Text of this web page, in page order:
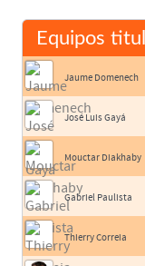
Equipos
Jaume Domenech
José Luis Gayá
Mouctar Diakhaby
Gabriel Paulista
Thierry Correia